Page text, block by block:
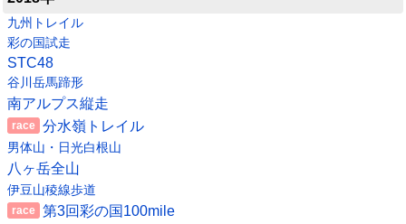
九州トレイル
彩の国試走
STC48
谷川岳馬蹄形
南アルプス縦走
分水嶺トレイル
男体山・日光白根山
八ヶ岳全山
伊豆山稜線歩道
第3回彩の国100mile